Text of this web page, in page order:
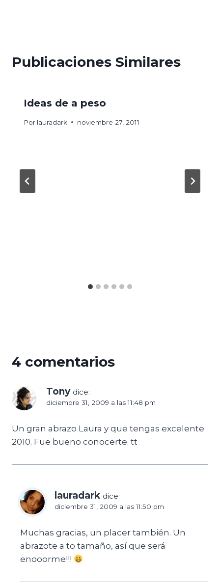
Publicaciones Similares
Ideas de a peso
Por lauradark noviembre 27, 2011
4 comentarios
Tony dice:
diciembre 31, 2009 a las 11:48 pm
Un gran abrazo Laura y que tengas excelente
2010. Fue bueno conocerte. tt
lauradark dice:
diciembre 31, 2009 a las 11:50 pm
Muchas gracias, un placer también. Un
abrazote a to tamaño, así que será
enooorme!!!